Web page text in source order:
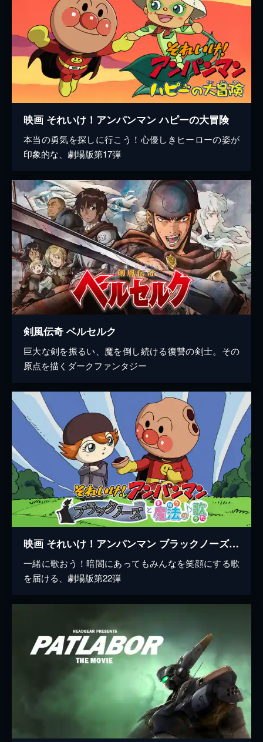
映画 それいけ！アンパンマン ハピーの大冒険
本当の勇気を探しに行こう！心優しきヒーローの姿が
印象的な、劇場版第17弾
剣風伝奇 ベルセルク
巨大な剣を振るい、魔を倒し続ける復讐の剣士。その
原点を描くダークファンタジー
映画 それいけ！アンパンマン ブラックノーズと魔法の歌
一緒に歌おう！暗闇にあってもみんなを笑顔にする歌
を届ける、劇場版第22弾